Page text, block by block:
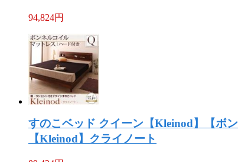
94,824円
すのこベッド クイーン【Kleinod】【ボ
【Kleinod】クライノート